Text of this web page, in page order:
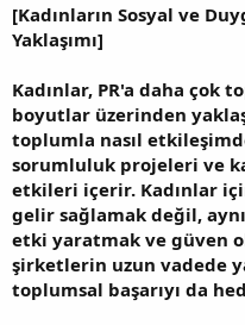
[Kadınların Sosyal ve
Yaklaşımı]
Kadınlar, PR'a daha çok
boyutlar üzerinden
toplumla nasıl
sorumluluk projeleri ve
etkileri içerir. Kadınlar
gelir sağlamak değil,
etki yaratmak ve güven
şirketlerin uzun vadede
toplumsal başarıyı da